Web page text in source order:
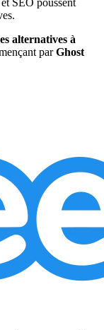
SEO poussent
alternatives à
parGhost